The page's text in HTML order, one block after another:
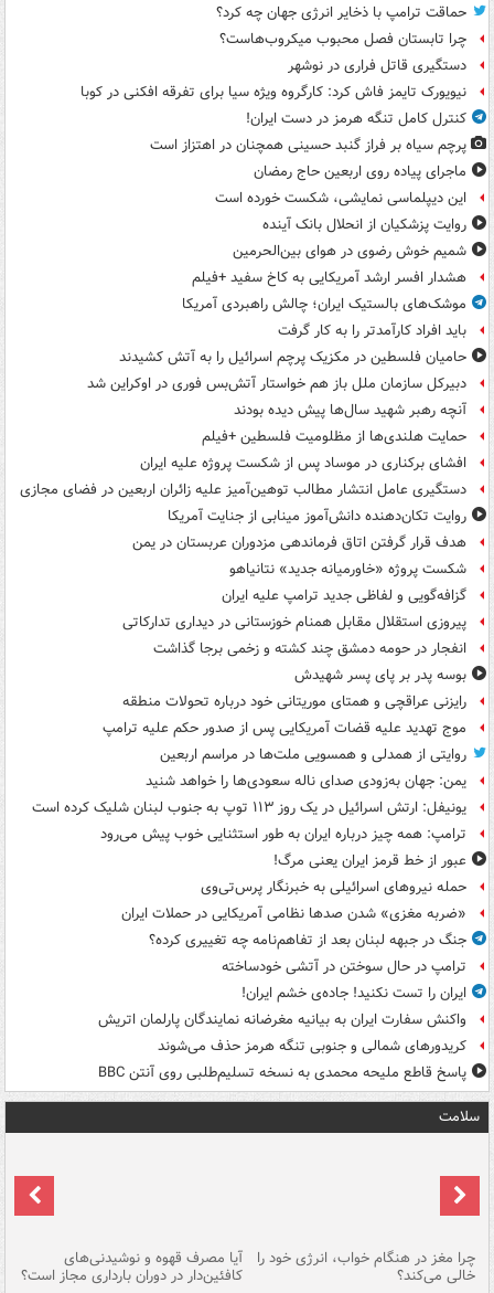
حماقت ترامپ با ذخایر انرژی جهان چه کرد؟
چرا تابستان فصل محبوب میکروب‌هاست؟
دستگیری قاتل فراری در نوشهر
نیویورک تایمز فاش کرد: کارگروه ویژه سیا برای تفرقه افکنی در کوبا
کنترل کامل تنگه هرمز در دست ایران!
پرچم سیاه بر فراز گنبد حسینی همچنان در اهتزاز است
ماجرای پیاده روی اربعین حاج رمضان
این دیپلماسی نمایشی، شکست خورده است
روایت پزشکیان از انحلال بانک آینده
شمیم خوش رضوی در هوای بین‌الحرمین
هشدار افسر ارشد آمریکایی به کاخ سفید +فیلم
موشک‌های بالستیک ایران؛ چالش راهبردی آمریکا
باید افراد کارآمدتر را به کار گرفت
حامیان فلسطین در مکزیک پرچم اسرائیل را به آتش کشیدند
دبیرکل سازمان ملل باز هم خواستار آتش‌بس فوری در اوکراین شد
آنچه رهبر شهید سال‌ها پیش دیده بودند
حمایت هلندی‌ها از مظلومیت فلسطین +فیلم
افشای برکناری در موساد پس از شکست پروژه علیه ایران
دستگیری عامل انتشار مطالب توهین‌آمیز علیه زائران اربعین در فضای مجازی
روایت تکان‌دهنده دانش‌آموز مینابی از جنایت آمریکا
هدف قرار گرفتن اتاق‌ فرماندهی مزدوران عربستان در یمن
شکست پروژه «خاورمیانه جدید» نتانیاهو
گزافه‌گویی و لفاظی جدید ترامپ علیه ایران
پیروزی استقلال مقابل همنام خوزستانی در دیداری تدارکاتی
انفجار در حومه دمشق چند کشته و زخمی برجا گذاشت
بوسه‌ پدر بر پای پسر شهیدش
رایزنی عراقچی و همتای موریتانی خود درباره تحولات منطقه
موج تهدید علیه قضات آمریکایی پس از صدور حکم علیه ترامپ
روایتی از همدلی و همسویی ملت‌ها در مراسم اربعین
یمن: جهان به‌زودی صدای ناله سعودی‌ها را خواهد شنید
یونیفل: ارتش اسرائیل در یک روز ۱۱۳ توپ به جنوب لبنان شلیک کرده است
ترامپ: همه چیز درباره ایران به طور استثنایی خوب پیش می‌رود
عبور از خط قرمز ایران یعنی مرگ!
حمله نیروهای اسرائیلی به خبرنگار پرس‌تی‌وی
«ضربه مغزی» شدن صدها نظامی آمریکایی در حملات ایران
جنگ در جبهه لبنان بعد از تفاهم‌نامه چه تغییری کرده؟
ترامپ در حال سوختن در آتشی خودساخته
ایران را تست نکنید! جاده‌ی خشم ایران!
واکنش سفارت ایران به بیانیه مغرضانه نمایندگان پارلمان اتریش
کریدورهای شمالی و جنوبی تنگه هرمز حذف می‌شوند
پاسخ قاطع ملیحه محمدی به نسخه تسلیم‌طلبی روی آنتن BBC
سلامت
چرا مغز در هنگام خواب، انرژی خود را
خالی می‌کند؟
آیا مصرف قهوه و نوشیدنی‌های
کافئین‌دار در دوران بارداری مجاز است؟